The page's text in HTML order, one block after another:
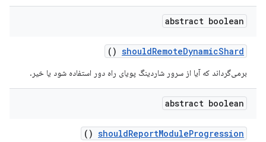
abstract boolean
shouldRemoteDynamicShard
()
برمی‌گرداند که آیا از سرور شاردینگ پویای راه دور استفاده شود یا خیر.
abstract boolean
shouldReportModuleProgression
()